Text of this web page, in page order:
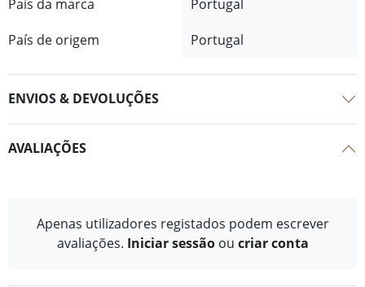
País da marca
Portugal
País de origem
Portugal
ENVIOS & DEVOLUÇÕES
AVALIAÇÕES
Apenas utilizadores registados podem escrever
avaliações. Iniciar sessão ou criar conta